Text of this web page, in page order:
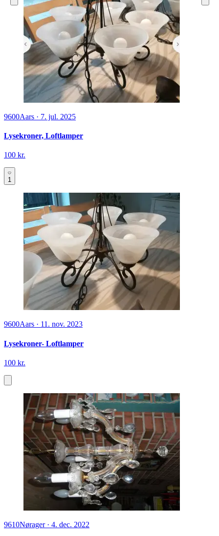
9600Aars · 7. jul. 2025
Lysekroner, Loftlamper
100 kr.
1
9600Aars · 11. nov. 2023
Lysekroner- Loftlamper
100 kr.
9610Nørager· 4. dec. 2022